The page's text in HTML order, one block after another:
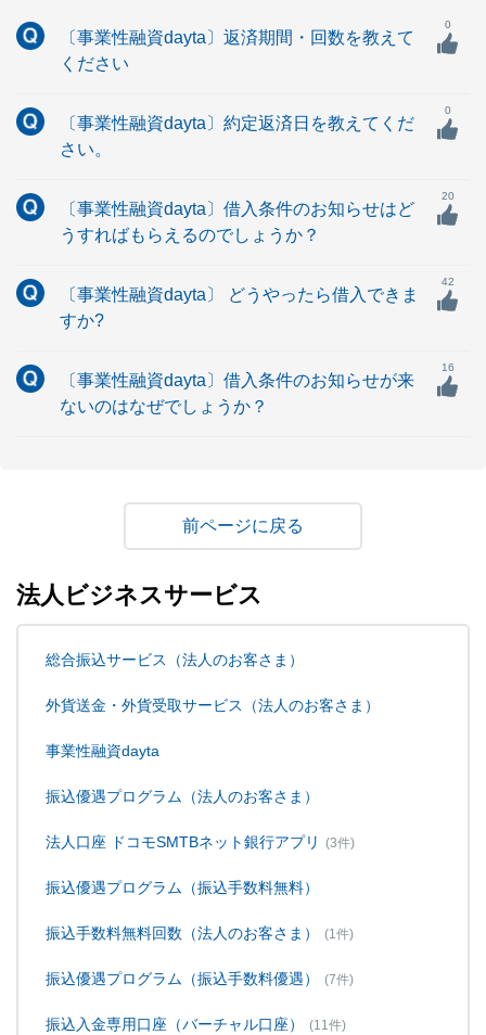
〔事業性融資dayta〕返済期間・回数を教えて
ください
0
〔事業性融資dayta〕約定返済日を教えてくだ
さい。
0
〔事業性融資dayta〕借入条件のお知らせはど
うすればもらえるのでしょうか？
20
〔事業性融資dayta〕 どうやったら借入できま
すか?
42
〔事業性融資dayta〕借入条件のお知らせが来
ないのはなぜでしょうか？
16
戻る
法人ビジネスサービス
総合振込サービス（法人のお客さま）
外貨送金・外貨受取サービス（法人のお客さま）
事業性融資dayta
振込優遇プログラム（法人のお客さま）
法人口座 ドコモSMTBネット銀行アプリ (3件)
振込優遇プログラム（振込手数料無料）
振込手数料無料回数（法人のお客さま） (1件)
振込優遇プログラム（振込手数料優遇） (7件)
振込入金専用口座（バーチャル口座） (11件)